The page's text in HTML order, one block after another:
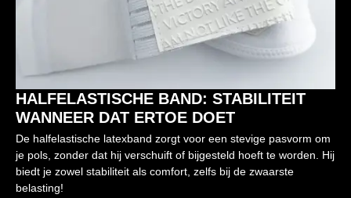
HALFELASTISCHE BAND: STABILITEIT
WANNEER DAT ERTOE DOET
De halfelastische latexband zorgt voor een stevige pasvorm om
je pols, zonder dat hij verschuift of bijgesteld hoeft te worden. Hij
biedt je zowel stabiliteit als comfort, zelfs bij de zwaarste
belasting!